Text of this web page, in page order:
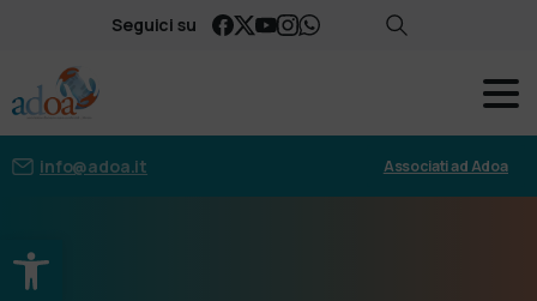
Apri la barra degli strumenti
Seguici su
info@adoa.it Associati ad Adoa